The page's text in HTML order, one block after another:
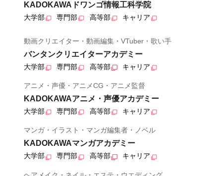
KADOKAWAドワンゴ情報工科学院
大学部 専門部 高等部 キャリア
動画クリエイター・動画編集・VTuber・歌い手
バンタンクリエイターアカデミー
大学部 専門部 高等部 キャリア
アニメ・声優・アニメCG・アニメ監督
KADOKAWAアニメ・声優アカデミー
大学部 専門部 高等部 キャリア
マンガ・イラスト・マンガ編集者・ノベル
KADOKAWAマンガアカデミー
大学部 専門部 高等部 キャリア